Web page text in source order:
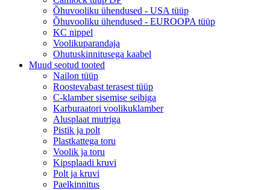
Õhuvooliku ühendused - USA tüüp
Õhuvooliku ühendused - EUROOPA tüüp
KC nippel
Voolikuparandaja
Ohutuskinnitusega kaabel
Muud seotud tooted
Nailon tüüp
Roostevabast terasest tüüp
C-klamber sisemise seibiga
Karburaatori voolikuklamber
Alusplaat mutriga
Pistik ja polt
Plastkattega toru
Voolik ja toru
Kipsplaadi kruvi
Polt ja kruvi
Paelkinnitus